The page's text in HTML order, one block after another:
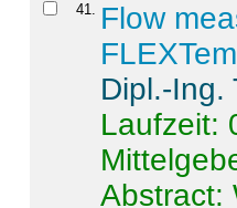
41. Flow
Dipl.-Ing.
Laufzeit:
Abstract: